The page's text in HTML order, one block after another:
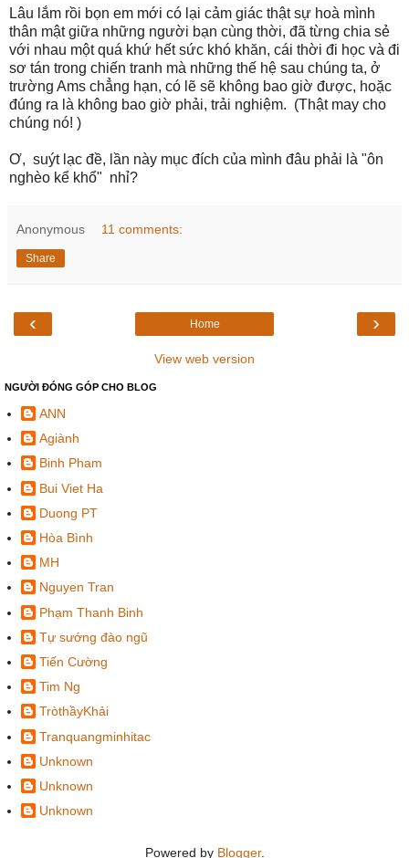
Lâu lắm rồi bọn em mới có lại cảm giác thật sự hoà mình
thân mật giữa những người bạn cùng thời, đã từng chia sẻ
với nhau một quá khứ hết sức khó khăn, cái thời đi học và đi
sơ tán trong chiến tranh mà những thế hệ sau chúng ta, ở
trường Ams chẳng hạn, có lẽ sẽ không bao giờ được, hoặc
đúng ra là không bao giờ phải, trải nghiệm. (Thật may cho
chúng nó! )
Ơ, suýt lạc đề, lần này mục đích của mình đâu phải là "ôn
nghèo kể khổ" nhỉ?
Anonymous 11 comments:
Share
‹ ›
Home
View web version
NGƯỜI ĐÓNG GÓP CHO BLOG
ANN
Agiành
Binh Pham
Bui Viet Ha
Duong PT
Hòa Bình
MH
Nguyen Tran
Phạm Thanh Binh
Tự sướng đào ngũ
Tiến Cường
Tim Ng
TròthầyKhải
Tranquangminhitac
Unknown
Unknown
Unknown
Powered by Blogger.